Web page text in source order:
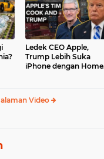
Ledek CEO Apple,
Trump Lebih Suka
iPhone dengan Home
Video